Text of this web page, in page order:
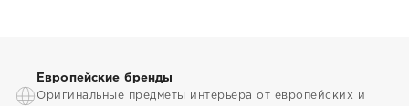
Европейские бренды
Оригинальные предметы интерьера от европейских и